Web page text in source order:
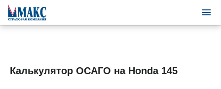
Калькулятор ОСАГО на Honda 145